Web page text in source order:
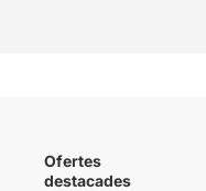
Ofertes
destacades